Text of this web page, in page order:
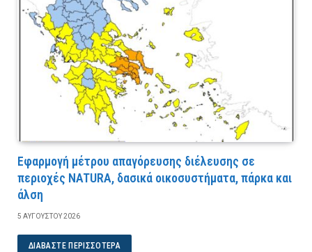
Εφαρμογή μέτρου απαγόρευσης διέλευσης σε
περιοχές NATURA, δασικά οικοσυστήματα, πάρκα και
άλση
5 ΑΥΓΟΎΣΤΟΥ 2026
ΔΙΑΒΆΣΤΕ ΠΕΡΙΣΣΌΤΕΡΑ